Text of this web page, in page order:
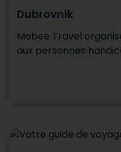
Dubrovnik
Mobee Travel
aux personnes